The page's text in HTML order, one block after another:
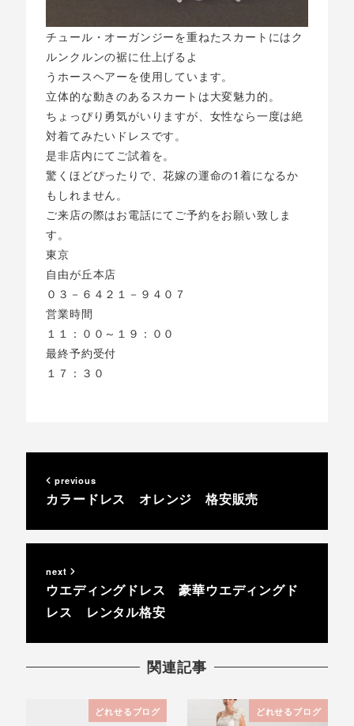
チュール・オーガンジーを重ねたスカートにはク
ルンクルンの裾に仕上げるよ
うホースヘアーを使用しています。
立体的な動きのあるスカートは大変魅力的。
ちょっぴり勇気がいりますが、女性なら一度は絶
対着てみたいドレスです。
是非店内にてご試着を。
驚くほどぴったりで、花嫁の運命の1着になるか
もしれません。
ご来店の際はお電話にてご予約をお願い致しま
す。
東京
自由が丘本店
０３－６４２１－９４０７
営業時間
１１：００～１９：００
最終予約受付
１７：３０
previous
カラードレス オレンジ 格安販売
next
ウエディングドレス 豪華ウエディングド
レス レンタル格安
関連記事
どれせるブログ どれせるブログ